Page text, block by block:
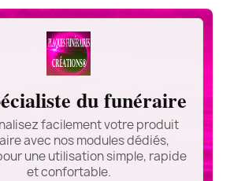
du funéraire
facilement votre produit
avec nos modules dédiés,
une utilisation simple, rapide
et confortable.